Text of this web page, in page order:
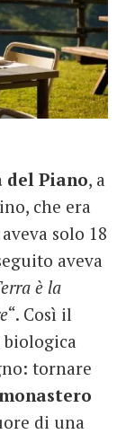
del Piano, a
che era
solo 18
aveva
è la
“. Così il
tornare
di una